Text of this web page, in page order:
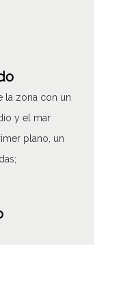
la zona con un
y el mar
plano, un